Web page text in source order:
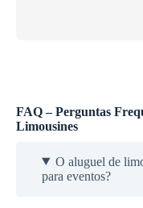
FAQ – Perguntas
Limousines
O aluguel de
para eventos?